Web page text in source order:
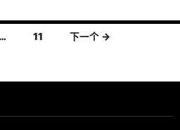
… 11 下一个 →